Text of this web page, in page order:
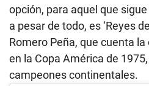
opción, para aquel que
a pesar de todo, es ‘Reyes
Romero Peña, que cuenta
en la Copa América de
campeones continentales.